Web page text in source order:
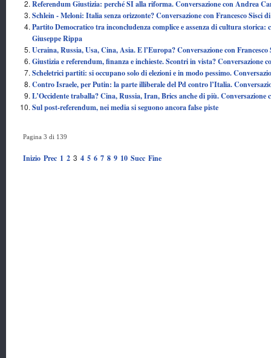
Referendum Giustizia: perché SI alla riforma. Conversazione con Andrea
Schlein - Meloni: Italia senza orizzonte? Conversazione con Francesco Sisci
Partito Democratico tra inconcludenza complice e assenza di cultura storica:
Giuseppe Rippa
Ucraina, Russia, Usa, Cina, Asia. E l’Europa? Conversazione con
Giustizia e referendum, finanza e inchieste. Scontri in vista? Conversazione
Scheletrici partiti: si occupano solo di elezioni e in modo pessimo.
Contro Israele, per Putin: la parte illiberale del Pd contro l’Italia.
L’Occidente traballa? Cina, Russia, Iran, Brics anche di più. Conversazione
Sul post-referendum, nei media si seguono ancora false piste
Pagina 3 di 139
Inizio Prec 1 2 3 4 5 6 7 8 9 10 Succ Fine